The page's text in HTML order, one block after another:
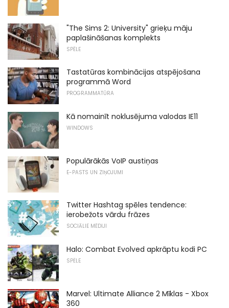
"The Sims 2: University" grieķu māju
paplašināšanas komplekts
SPĒLE
Tastatūras kombinācijas atspējošana
programmā Word
PROGRAMMATŪRA
Kā nomainīt noklusējuma valodas IE11
WINDOWS
Populārākās VoIP austiņas
E-PASTS UN ZIŅOJUMI
Twitter Hashtag spēles tendence:
ierobežots vārdu frāzes
SOCIĀLIE MĒDIJI
Halo: Combat Evolved apkrāptu kodi PC
SPĒLE
Marvel: Ultimate Alliance 2 Mīklas - Xbox
360